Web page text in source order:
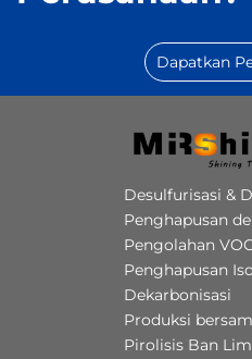
Dapatkan
Desulfurisasi &
Penghapusan
Pengolahan
Penghapusan
Dekarbonisasi
Produksi
Pirolisis Ban